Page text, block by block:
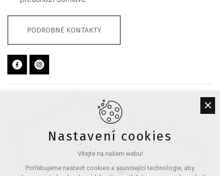
PODROBNÉ KONTAKTY
Nastavení cookies
Vítejte na našem webu!
Potřebujeme nastavit cookies a související technologie, aby